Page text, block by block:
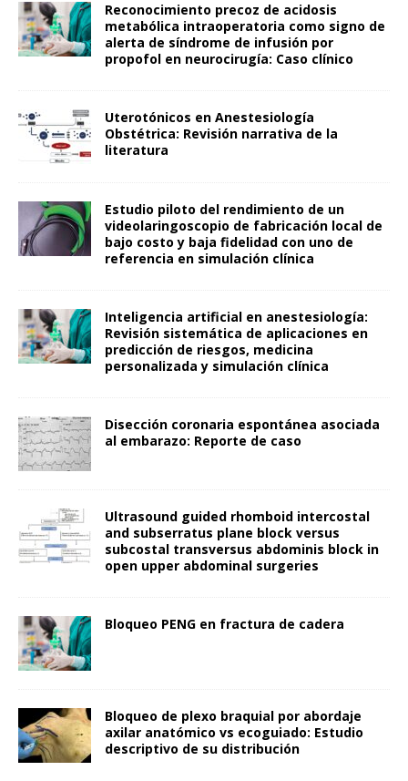
Reconocimiento precoz de acidosis
metabólica intraoperatoria como signo de
alerta de síndrome de infusión por
propofol en neurocirugía: Caso clínico
Uterotónicos en Anestesiología
Obstétrica: Revisión narrativa de la
literatura
Estudio piloto del rendimiento de un
videolaringoscopio de fabricación local de
bajo costo y baja fidelidad con uno de
referencia en simulación clínica
Inteligencia artificial en anestesiología:
Revisión sistemática de aplicaciones en
predicción de riesgos, medicina
personalizada y simulación clínica
Disección coronaria espontánea asociada
al embarazo: Reporte de caso
Ultrasound guided rhomboid intercostal
and subserratus plane block versus
subcostal transversus abdominis block in
open upper abdominal surgeries
Bloqueo PENG en fractura de cadera
Bloqueo de plexo braquial por abordaje
axilar anatómico vs ecoguiado: Estudio
descriptivo de su distribución